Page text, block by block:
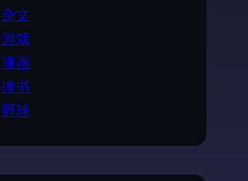
杂文
游戏
漫画
读书
野球